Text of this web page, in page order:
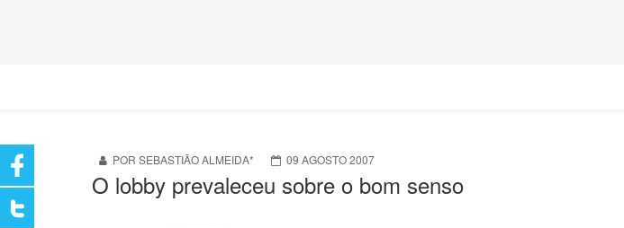
POR SEBASTIÃO ALMEIDA* 09 AGOSTO 2007
O lobby prevaleceu sobre o bom senso